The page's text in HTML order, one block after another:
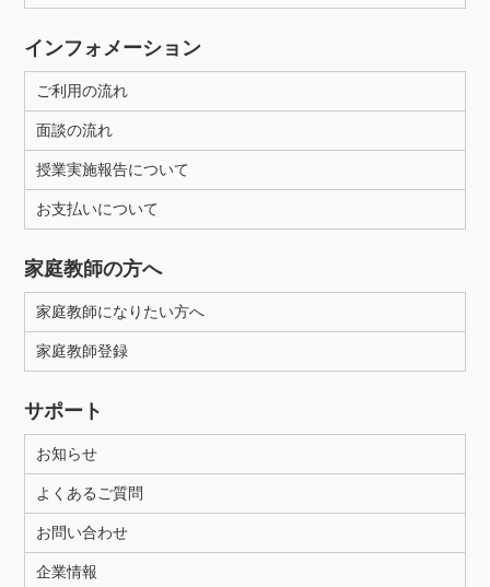
インフォメーション
ご利用の流れ
面談の流れ
授業実施報告について
お支払いについて
家庭教師の方へ
家庭教師になりたい方へ
家庭教師登録
サポート
お知らせ
よくあるご質問
お問い合わせ
企業情報